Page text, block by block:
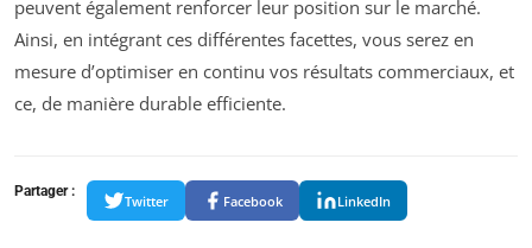
peuvent également renforcer leur position sur le marché.
Ainsi, en intégrant ces différentes facettes, vous serez en
mesure d’optimiser en continu vos résultats commerciaux, et
ce, de manière durable efficiente.
Partager :
Twitter Facebook LinkedIn